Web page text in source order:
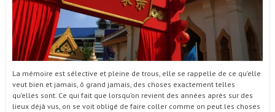
La mémoire est sélective et pleine de trous, elle se rappelle de ce qu’elle
veut bien et jamais, ô grand jamais, des choses exactement telles
qu’elles sont. Ce qui fait que lorsqu’on revient des années après sur des
lieux déjà vus, on se voit obligé de faire coller comme on peut les choses